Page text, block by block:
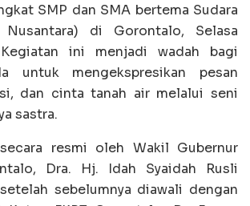
SMP dan SMA bertema Sudara
Nusantara) di Gorontalo, Selasa
ini menjadi wadah bagi
untuk mengekspresikan pesan
dan cinta tanah air melalui seni
sastra.
resmi oleh Wakil Gubernur
Dra. Hj. Idah Syaidah Rusli
sebelumnya diawali dengan